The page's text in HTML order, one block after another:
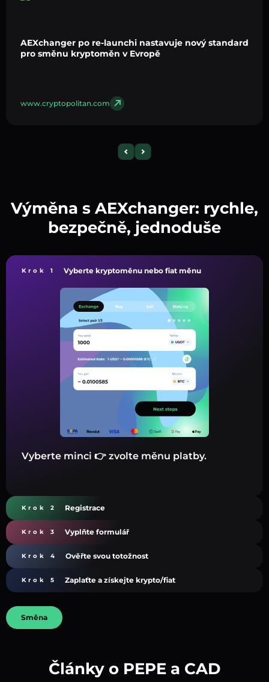
AEXchanger po re-launchi nastavuje nový standard
pro směnu kryptoměn v Evropě
www.cryptopolitan.com
Výměna s AEXchanger: rychle,
bezpečně, jednoduše
Krok 1 Vyberte kryptoměnu nebo fiat měnu
Vyberte minci 👉 zvolte měnu platby.
Krok 2 Registrace
Krok 3 Vyplňte formulář
Krok 4 Ověřte svou totožnost
Krok 5 Zaplaťte a získejte krypto/fiat
Směna
Články o PEPE a CAD